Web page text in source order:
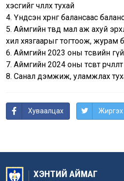
хэсгийг чөлөөлөх тухай
4. Үндсэн хөрөнгө балансаас
5. Аймгийн төвд мал аж ахуй
хил хязгаарыг тогтоож, журам
6. Аймгийн 2023 оны төсвийн
7. Аймгийн 2024 оны төсөвт
8. Санал дэмжиж, уламжлах
Хуваалцах Жиргэх
ХЭНТИЙ АЙМАГ